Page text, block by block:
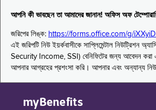
আপনি কী ভাবছেন তা আমাদের জানান! অফিস অফ
জরিপের লিঙ্ক: https://forms.office.com/g/
এই জরিপটি নিউ ইয়র্কবাসীকে সাপ্লিমেন্টাল
Security Income, SSI) বেনিফিটের জন্য আবেদন করা
আপনার আগ্রহের প্রশংসা করি। আপনার এবং অন্যান্য নিউ
myBenefits